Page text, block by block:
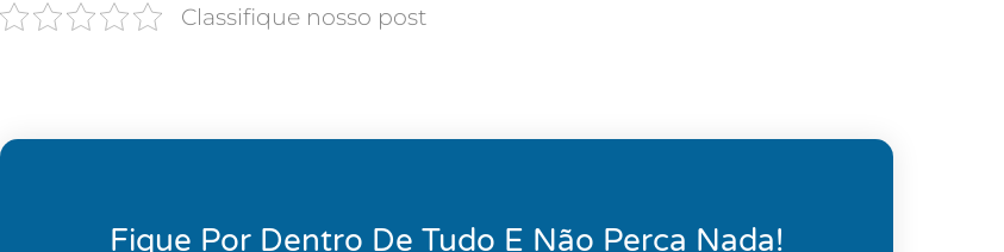
Classifique nosso post
Fique Por Dentro De Tudo E Não Perca Nada!